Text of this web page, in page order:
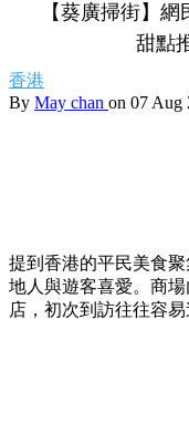
【葵廣掃街】
甜點
香港
By May chan on 07 Aug
提到香港的平民美食
地人與遊客喜愛。商
店，初次到訪往往容易